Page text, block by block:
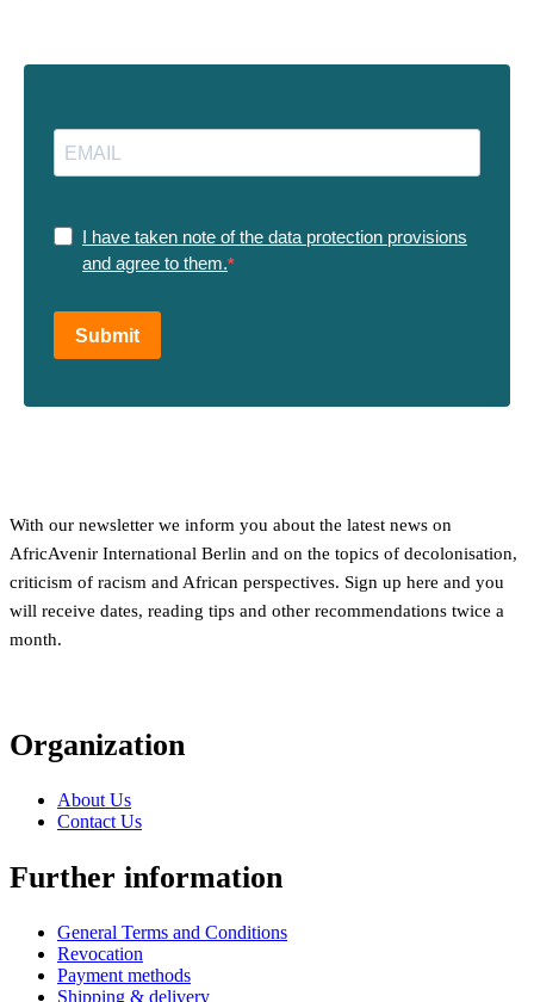
I have taken note of the data protection provisions
and agree to them.
Submit
With our newsletter we inform you about the latest news on
AfricAvenir International Berlin and on the topics of decolonisation,
criticism of racism and African perspectives. Sign up here and you
will receive dates, reading tips and other recommendations twice a
month.
Organization
About Us
Contact Us
Further information
General Terms and Conditions
Revocation
Payment methods
Shipping & delivery